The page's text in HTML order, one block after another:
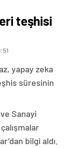
teşhisi
yapay zeka
süresinin
Sanayi
bilgi aldı.